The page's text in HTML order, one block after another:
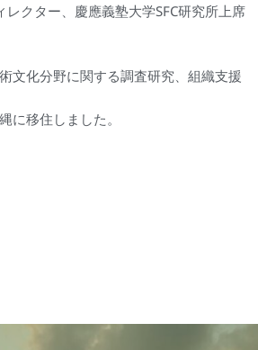
クター、慶應義塾大学SFC研究所上席
文化分野に関する調査研究、組織支援
移住しました。